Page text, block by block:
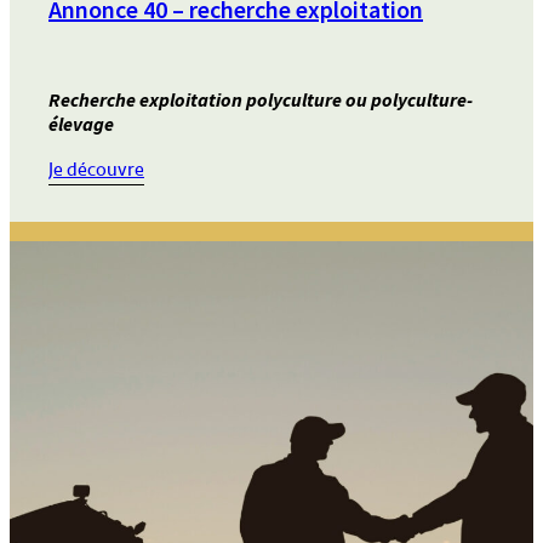
Annonce 40 – recherche exploitation
Recherche exploitation polyculture ou polyculture-
élevage
Je découvre
Annonce
40
–